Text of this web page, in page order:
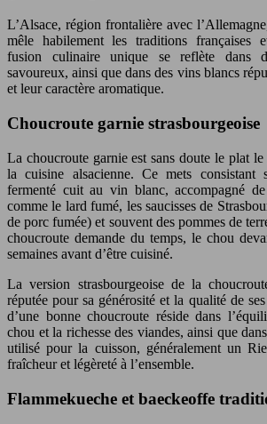
L’Alsace, région frontalière avec
mêle habilement les traditions françaises
fusion culinaire unique se reflète dans
savoureux, ainsi que dans des vins blancs
et leur caractère aromatique.
Choucroute garnie strasbourgeoise
La choucroute garnie est sans doute le plat
la cuisine alsacienne. Ce mets consistant
fermenté cuit au vin blanc, accompagné de
comme le lard fumé, les saucisses de
de porc fumée) et souvent des pommes de
choucroute demande du temps, le chou
semaines avant d’être cuisiné.
La version strasbourgeoise de la
réputée pour sa générosité et la qualité de
d’une bonne choucroute réside dans
chou et la richesse des viandes, ainsi que
utilisé pour la cuisson, généralement un
fraîcheur et légèreté à l’ensemble.
Flammekueche et baeckeoffe